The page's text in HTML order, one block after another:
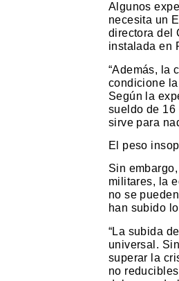
Algunos
necesita un
directora del
instalada en
“Además, la
condicione
Según la
sueldo de
sirve para
El peso
Sin
militares, la
no se
han subido
“La subida
universal.
superar la
no